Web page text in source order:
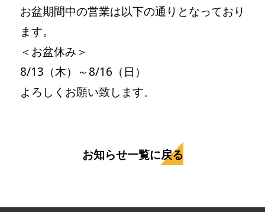
お盆期間中の営業は以下の通りとなっており
ます。
＜お盆休み＞
8/13（木）～8/16（日）
よろしくお願い致します。
お知らせ一覧に戻る